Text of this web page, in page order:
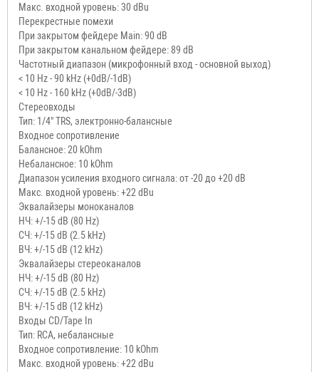
Макс. входной уровень: 30 dBu
Перекрестные помехи
При закрытом фейдере Main: 90 dB
При закрытом канальном фейдере: 89 dB
Частотный диапазон (микрофонный вход - основной выход)
< 10 Hz - 90 kHz (+0dB/-1dB)
< 10 Hz - 160 kHz (+0dB/-3dB)
Стереовходы
Тип: 1/4" TRS, электронно-балансные
Входное сопротивление
Балансное: 20 kOhm
Небалансное: 10 kOhm
Диапазон усиления входного сигнала: от -20 до +20 dB
Макс. входной уровень: +22 dBu
Эквалайзеры моноканалов
НЧ: +/-15 dB (80 Hz)
СЧ: +/-15 dB (2.5 kHz)
ВЧ: +/-15 dB (12 kHz)
Эквалайзеры стереоканалов
НЧ: +/-15 dB (80 Hz)
СЧ: +/-15 dB (2.5 kHz)
ВЧ: +/-15 dB (12 kHz)
Входы CD/Tape In
Тип: RCA, небалансные
Входное сопротивление: 10 kOhm
Макс. входной уровень: +22 dBu